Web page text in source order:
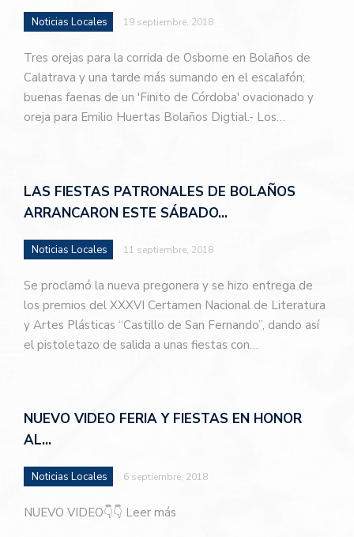
Noticias Locales 19 septiembre, 2018
Tres orejas para la corrida de Osborne en Bolaños de
Calatrava y una tarde más sumando en el escalafón;
buenas faenas de un 'Finito de Córdoba' ovacionado y
oreja para Emilio Huertas Bolaños Digtial.- Los…
LAS FIESTAS PATRONALES DE BOLAÑOS
ARRANCARON ESTE SÁBADO…
Noticias Locales 11 septiembre, 2018
Se proclamó la nueva pregonera y se hizo entrega de
los premios del XXXVI Certamen Nacional de Literatura
y Artes Plásticas “Castillo de San Fernando”, dando así
el pistoletazo de salida a unas fiestas con…
NUEVO VIDEO FERIA Y FIESTAS EN HONOR
AL…
Noticias Locales 6 septiembre, 2018
NUEVO VIDEO👇👇 Leer más